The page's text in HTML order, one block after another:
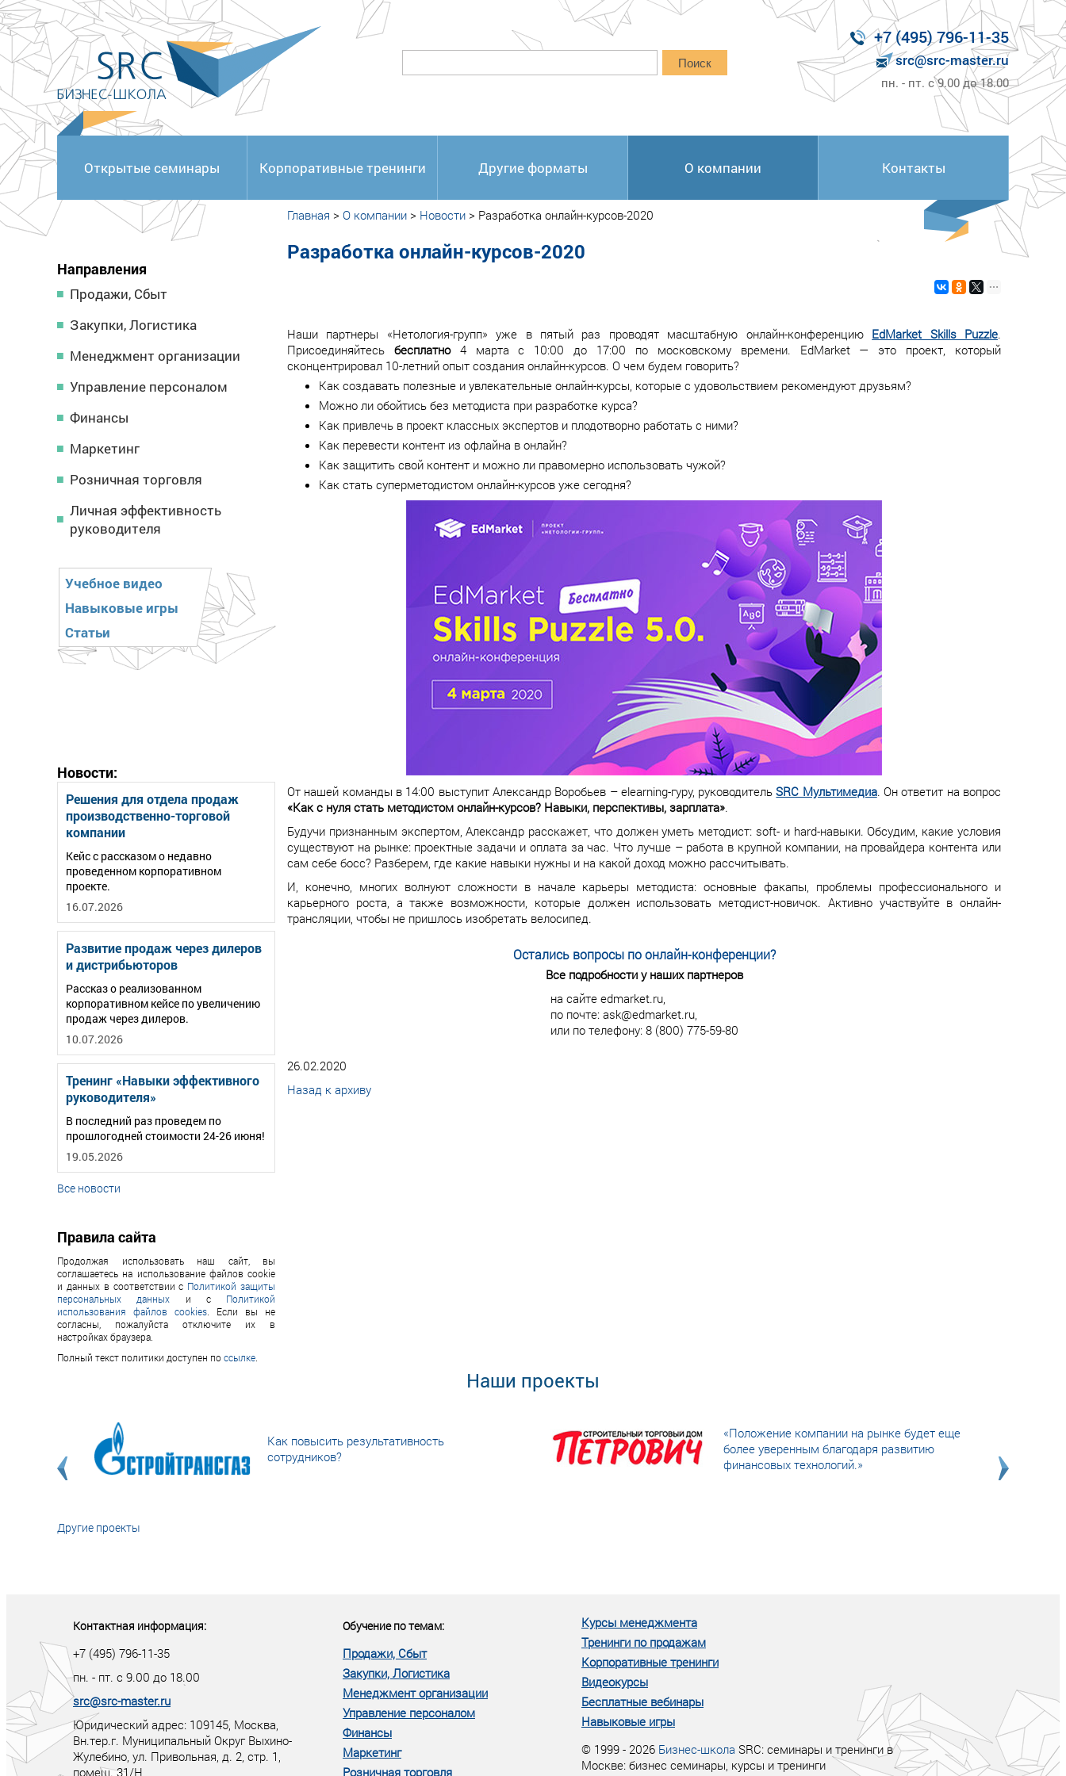
<
Поиск
+7 (495) 796-11-35
src@src-master.ru
пн. - пт. с 9.00 до 18.00
Открытые семинары Корпоративные тренинги Другие форматы О компании Контакты
Направления
Продажи, Сбыт
Закупки, Логистика
Менеджмент организации
Управление персоналом
Финансы
Маркетинг
Розничная торговля
Личная эффективность
руководителя
Учебное видео
Навыковые игры
Статьи
Новости:
Решения для отдела продаж
производственно-торговой
компании
Кейс с рассказом о недавно
проведенном корпоративном
проекте.
16.07.2026
Развитие продаж через дилеров
и дистрибьюторов
Рассказ о реализованном
корпоративном кейсе по увеличению
продаж через дилеров.
10.07.2026
Тренинг «Навыки эффективного
руководителя»
В последний раз проведем по
прошлогодней стоимости 24-26 июня!
19.05.2026
Все новости
Правила сайта
Продолжая использовать наш сайт, вы
соглашаетесь на использование файлов cookie
и данных в соответствии с Политикой защиты
персональных данных и с Политикой
использования файлов cookies . Если вы не
согласны, пожалуйста отключите их в
настройках браузера.
Полный текст политики доступен поссылке
Главная > О компании > Новости > Разработка онлайн-курсов-2020
Разработка онлайн-курсов-2020
Наши партнеры «Нетология-групп» уже в пятый раз проводят масштабную онлайн-конференцию EdMarket Skills Puzzle.
Присоединяйтесь бесплатно4 марта с 10:00 до 17:00 по московскому времени. EdMarket — это проект, который
сконцентрировал 10-летний опыт создания онлайн-курсов. О чем будем говорить?
Как создавать полезные и увлекательные онлайн-курсы, которые с удовольствием рекомендуют друзьям?
Можно ли обойтись без методиста при разработке курса?
Как привлечь в проект классных экспертов и плодотворно работать с ними?
Как перевести контент из офлайна в онлайн?
Как защитить свой контент и можно ли правомерно использовать чужой?
Как стать суперметодистом онлайн-курсов уже сегодня?
От нашей команды в 14:00 выступит Александр Воробьев – elearning-гуру, руководительSRC Мультимедиа. Он ответит на вопрос
«Как с нуля стать методистом онлайн-курсов? Навыки, перспективы, зарплата».
Будучи признанным экспертом, Александр расскажет, что должен уметь методист: soft- и hard-навыки. Обсудим, какие условия
существуют на рынке: проектные задачи и оплата за час. Что лучше – работа в крупной компании, на провайдера контента или
сам себе босс? Разберем, где какие навыки нужны и на какой доход можно рассчитывать.
И, конечно, многих волнуют сложности в начале карьеры методиста: основные факапы, проблемы профессионального и
карьерного роста, а также возможности, которые должен использовать методист-новичок. Активно участвуйте в онлайн-
трансляции, чтобы не пришлось изобретать велосипед.
Остались вопросы по онлайн-конференции?
Все подробности у наших партнеров
на сайте edmarket.ru,
по почте: ask@edmarket.ru,
или по телефону: 8 (800) 775-59-80
26.02.2020
Назад к архиву
Наши проекты
Как повысить результативность
сотрудников?
«Положение компании на рынке будет еще
более уверенным благодаря развитию
финансовых технологий.»
Другие проекты
Контактная информация:
+7 (495) 796-11-35
пн. - пт. с 9.00 до 18.00
src@src-master.ru
Юридический адрес: 109145, Москва,
Вн.тер.г. Муниципальный Округ Выхино-
Жулебино, ул. Привольная, д. 2, стр. 1,
помещ. 31/Н
Обучение по темам:
Продажи, Сбыт
Закупки, Логистика
Менеджмент организации
Управление персоналом
Финансы
Маркетинг
Розничная торговля
Курсы менеджмента
Тренинги по продажам
Корпоративные тренинги
Видеокурсы
Бесплатные вебинары
Навыковые игры
© 1999 - 2026 Бизнес-школа SRC: семинары и тренинги в
Москве: бизнес семинары, курсы и тренинги